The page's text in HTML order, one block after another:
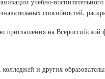
способностей,
приглашения на Всероссийской
и других